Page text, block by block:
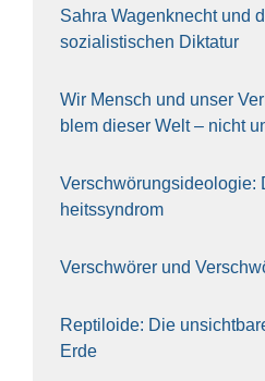
Sahra Wagen­knecht und
sozia­lis­ti­schen Dik­ta­tur
Wir Mensch und unser
blem die­ser Welt – nicht
heitssyndrom
Ver­schwö­rer und
Rep­ti­lo­ide: Die
Erde